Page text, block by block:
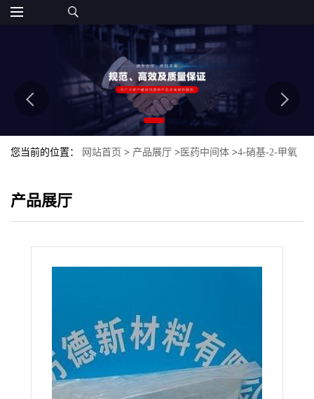
您当前的位置： 网站首页 > 产品展厅 >医药中间体 >4-硝基-2-甲氧
产品展厅